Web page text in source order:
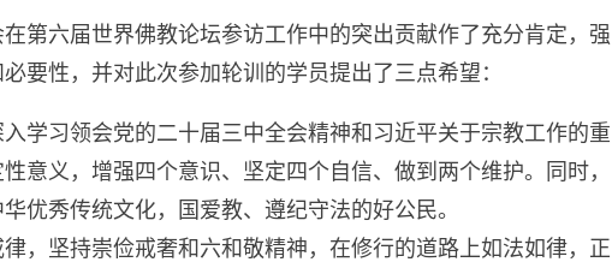
第六届世界佛教论坛参访工作中的突出贡献作了充分肯定，强
要性，并对此次参加轮训的学员提出了三点希望：
学习领会党的二十届三中全会精神和习近平关于宗教工作的重
意义，增强四个意识、坚定四个自信、做到两个维护。同时，
优秀传统文化，国爱教、遵纪守法的好公民。
，坚持崇俭戒奢和六和敬精神，在修行的道路上如法如律，正